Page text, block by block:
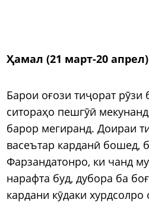
Ҳамал (21 март-20 апрел)
Барои оғози тиҷорат рӯзи
ситораҳо пешгӯӣ
барор мегиранд. Доираи
васеътар карданӣ бошед,
Фарзандатонро, ки чанд
нарафта буд, дубора ба
кардани кӯдаки хурдсолро